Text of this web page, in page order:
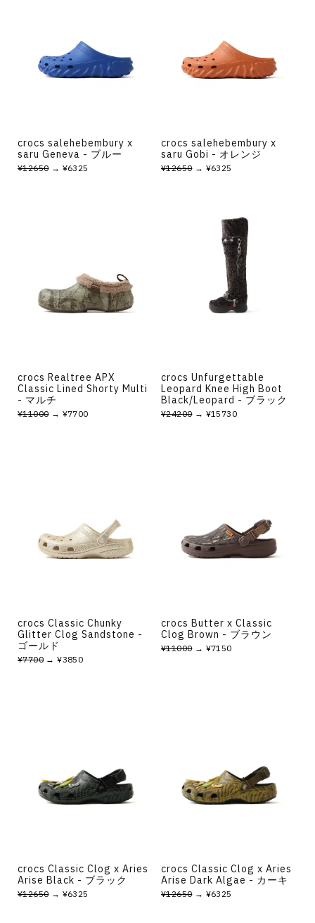
crocs salehebembury x
saru Geneva - ブルー
¥12650→ ¥6325
crocs salehebembury x
saru Gobi - オレンジ
¥12650→ ¥6325
crocs Realtree APX
Classic Lined Shorty Multi
- マルチ
¥11000→ ¥7700
crocs Unfurgettable
Leopard Knee High Boot
Black/Leopard - ブラック
¥24200→ ¥15730
crocs Classic Chunky
Glitter Clog Sandstone -
ゴールド
¥7700 → ¥3850
crocs Butter x Classic
Clog Brown - ブラウン
¥11000→ ¥7150
crocs Classic Clog x Aries
Arise Black - ブラック
¥12650→ ¥6325
crocs Classic Clog x Aries
Arise Dark Algae - カーキ
¥12650→ ¥6325